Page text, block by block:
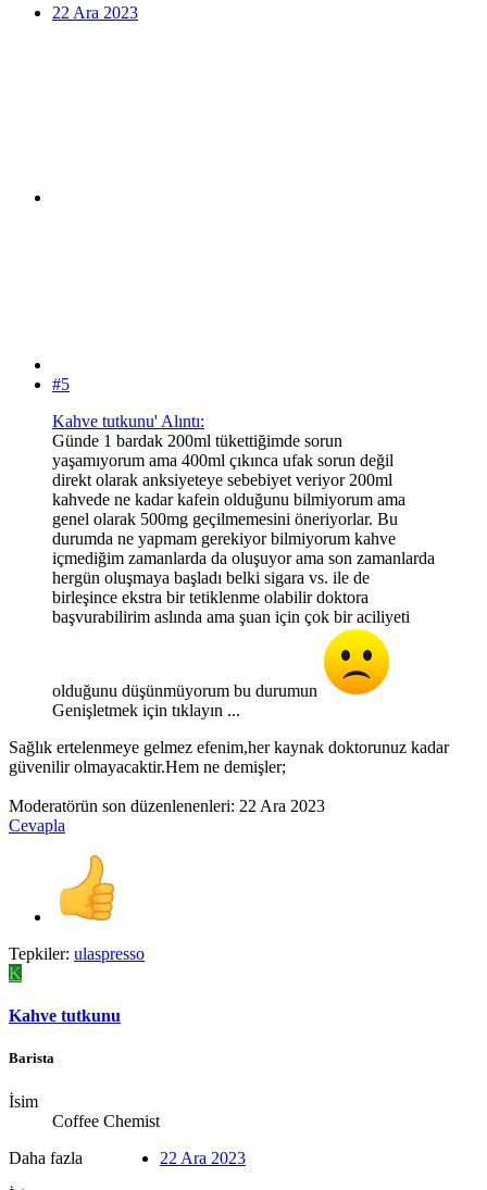
22 Ara 2023
#5
Kahve tutkunu' Alıntı:
Günde 1 bardak 200ml tükettiğimde sorun
yaşamıyorum ama 400ml çıkınca ufak sorun değil
direkt olarak anksiyeteye sebebiyet veriyor 200ml
kahvede ne kadar kafein olduğunu bilmiyorum ama
genel olarak 500mg geçilmemesini öneriyorlar. Bu
durumda ne yapmam gerekiyor bilmiyorum kahve
içmediğim zamanlarda da oluşuyor ama son zamanlarda
hergün oluşmaya başladı belki sigara vs. ile de
birleşince ekstra bir tetiklenme olabilir doktora
başvurabilirim aslında ama şuan için çok bir aciliyeti
olduğunu düşünmüyorum bu durumun
Genişletmek için tıklayın ...
Sağlık ertelenmeye gelmez efenim,her kaynak doktorunuz kadar
güvenilir olmayacaktir.Hem ne demişler;
Moderatörün son düzenlenenleri: 22 Ara 2023
Cevapla
Tepkiler: ulaspresso
K
Kahve tutkunu
Barista
İsim
Coffee Chemist
Daha fazla
22 Ara 2023